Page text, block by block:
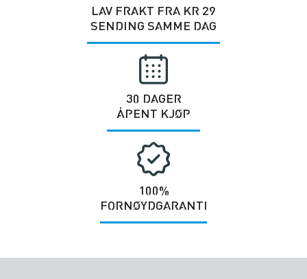
LAV FRAKT FRA KR 29
SENDING SAMME DAG
30 DAGER
ÅPENT KJØP
100%
FORNØYDGARANTI